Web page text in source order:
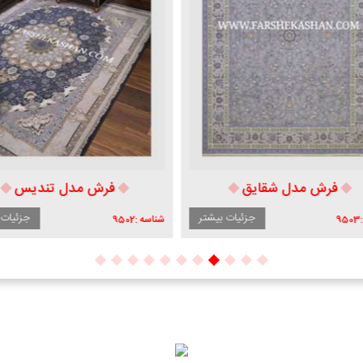
فرش مدل شقایق
9503 جزئیات بیشتر
فرش مدل تندیس
شناسه :9502